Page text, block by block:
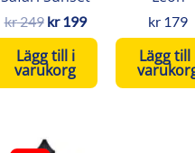
kr249 kr199
Lägg till i
varukorg
kr 179
Lägg till